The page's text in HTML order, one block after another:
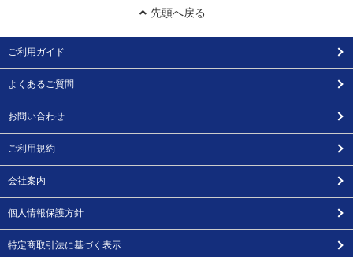
先頭へ戻る
ご利用ガイド
よくあるご質問
お問い合わせ
ご利用規約
会社案内
個人情報保護方針
特定商取引法に基づく表示